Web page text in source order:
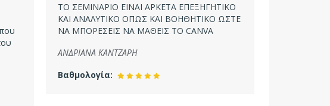
ΤΟ ΣΕΜΙΝΑΡΙΟ ΕΙΝΑΙ ΑΡΚΕΤΑ ΕΠΕΞΗΓΗΤΙΚΟ
ΚΑΙ ΑΝΑΛΥΤΙΚΟ ΟΠΩΣ ΚΑΙ ΒΟΗΘΗΤΙΚΟ ΩΣΤΕ
ΝΑ ΜΠΟΡΕΣΕΙΣ ΝΑ ΜΑΘΕΙΣ ΤΟ CANVA
ΑΝΔΡΙΑΝΑ ΚΑΝΤΖΑΡΗ
Βαθμολογία: